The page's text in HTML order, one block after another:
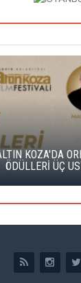
KOZA'DA
ÖDÜLLERİ ÜÇ